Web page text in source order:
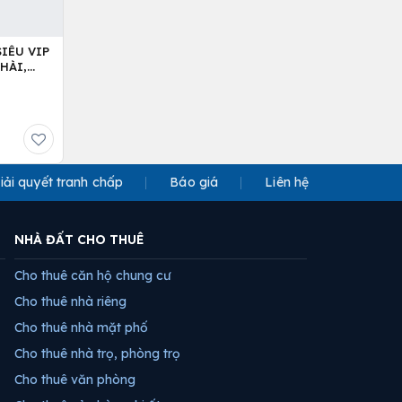
VIP
quyết tranh chấp Báo giá Liên hệ
NHÀ ĐẤT CHO THUÊ
Cho thuê căn hộ chung cư
Cho thuê nhà riêng
Cho thuê nhà mặt phố
Cho thuê nhà trọ, phòng trọ
Cho thuê văn phòng